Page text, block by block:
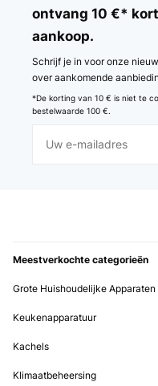
ontvang 10 €*
aankoop.
Schrijf je in voor onze
over aankomende
*De korting van 10 € is niet te
bestelwaarde 100 €.
Meestverkochte categorieën
Grote Huishoudelijke Apparaten
Keukenapparatuur
Kachels
Klimaatbeheersing